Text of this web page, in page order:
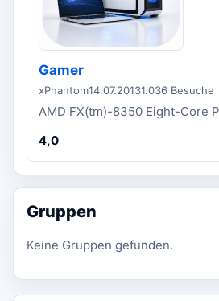
Gamer
xPhantom14.07.20131.036 Besuche
AMD FX(tm)-8350 Eight-Core
4,0
Gruppen
Keine Gruppen gefunden.